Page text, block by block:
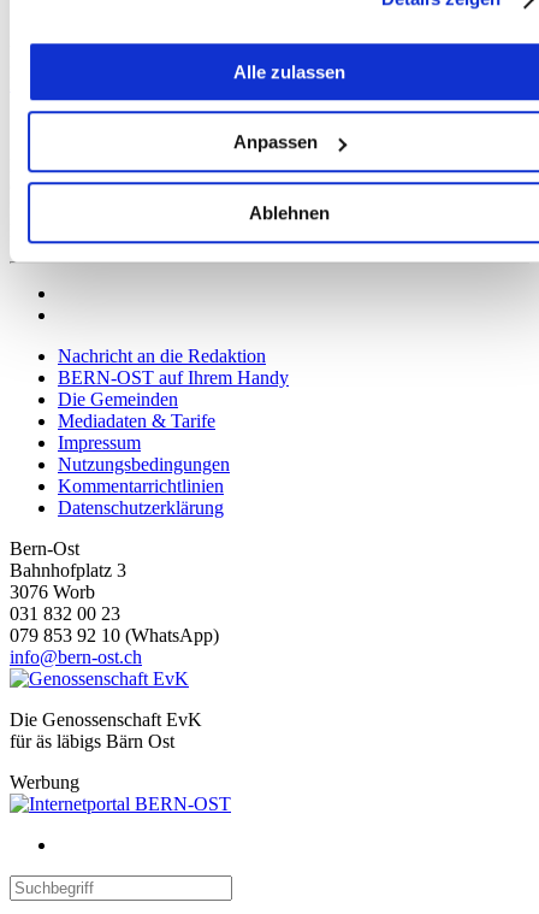
Informationen über Ihre geografische Lage erfassen,
welche bis auf einige Meter genau sein können
Merkmalen (Fingerprinting) identifizieren
Erfahren Sie mehr darüber, wie Ihre persönlichen Daten
verarbeitet werden, und legen Sie Ihre Präferenzen im
Abschnitt Einzelheitenfest.
können und die Zugriffe auf unsere Website zu analysieren.
Außerdem geben wir Informationen zu Ihrer Verwendung
unserer Website an unsere Partner für soziale Medien,
Werbung und Analysen weiter. Unsere Partner führen diese
Informationen möglicherweise mit weiteren Daten
die Sie ihnen bereitgestellt haben oder die sie im Rahmen
Ihrer Nutzung der Dienste gesammelt haben.
Alle zulassen
Anpassen
Ablehnen
ikut interkultureller treffpunkt
Erstellt: 28.06.2020
Geändert: 07.11.2020
Nachricht an die Redaktion
BERN-OST auf Ihrem Handy
Die Gemeinden
Mediadaten & Tarife
Impressum
Nutzungsbedingungen
Kommentarrichtlinien
Datenschutzerklärung
Bern-Ost
Bahnhofplatz 3
3076 Worb
031 832 00 23
079 853 92 10 (WhatsApp)
info@bern-ost.ch
Die Genossenschaft EvK
für äs läbigs Bärn Ost
Werbung